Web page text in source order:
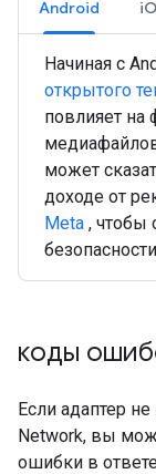
Android
Начиная с
открытого
повлияет на
может
доходе от
Meta , чтобы
коды
Если адаптер
Network, вы
ошибки в